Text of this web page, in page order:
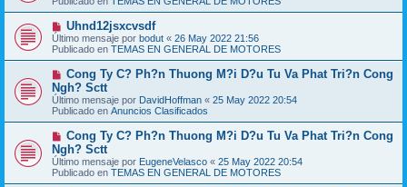
n
s
a
j
e
v
o
m
e
n
s
a
j
e
N
u
e
v
m
e
n
s
a
Uhnd12jsxcvsdf
Último mensaje por bodut « 26 May 2022 21:56
Publicado en TEMAS EN GENERAL DE MOTORES
N
e
v
o
m
e
n
s
a
Cong Ty C? Ph?n Thuong M?i D?u Tu Va Phat Tri?n Cong
Ngh? Sctt
Último mensaje por DavidHoffman « 25 May 2022 20:54
Publicado en Anuncios Clasificados
N
e
v
o
Cong Ty C? Ph?n Thuong M?i D?u Tu Va Phat Tri?n Cong
Ngh? Sctt
Último mensaje por EugeneVelasco « 25 May 2022 20:54
Publicado en TEMAS EN GENERAL DE MOTORES